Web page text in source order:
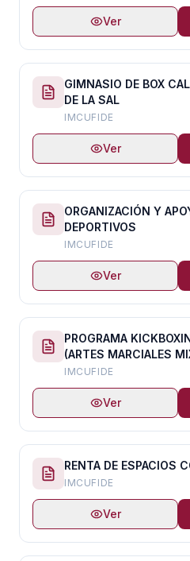
Ver
GIMNASIO DE BOX
DE LA SAL
IMCUFIDE
Ver
ORGANIZACIÓN Y
DEPORTIVOS
IMCUFIDE
Ver
PROGRAMA
(ARTES MARCIALES
CON EL FEROZ
IMCUFIDE
Ver
RENTA DE ESPACIOS
IMCUFIDE
Ver